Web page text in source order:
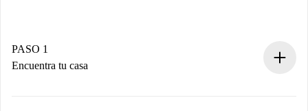
PASO 1
Encuentra tu casa